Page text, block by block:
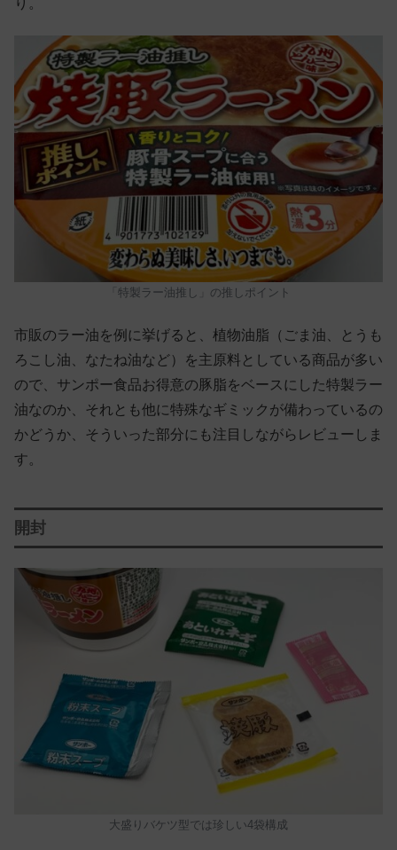
り。
「特製ラー油推し」の推しポイント
市販のラー油を例に挙げると、植物油脂（ごま油、とうも
ろこし油、なたね油など）を主原料としている商品が多い
ので、サンポー食品お得意の豚脂をベースにした特製ラー
油なのか、それとも他に特殊なギミックが備わっているの
かどうか、そういった部分にも注目しながらレビューしま
す。
開封
大盛りバケツ型では珍しい4袋構成